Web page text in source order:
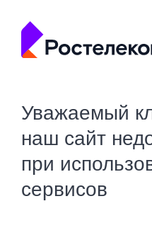
Уважаемый
наш сайт
при
сервисов